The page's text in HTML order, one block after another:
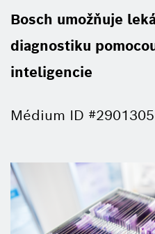
Bosch umožňuje
diagnostiku
inteligencie
Médium ID #2901305